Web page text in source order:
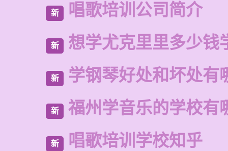
新 唱歌培训公司简介
新 想学尤克里里多少钱
新 学钢琴好处和坏处有
新 福州学音乐的学校有
新 唱歌培训学校知乎